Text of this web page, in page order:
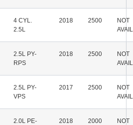
4 CYL.
2.5L
2018 2500
NOT
2.5L PY-
RPS
2018 2500
NOT
2.5L PY-
VPS
2017 2500
NOT
2.0L PE-
2018 2000
NOT